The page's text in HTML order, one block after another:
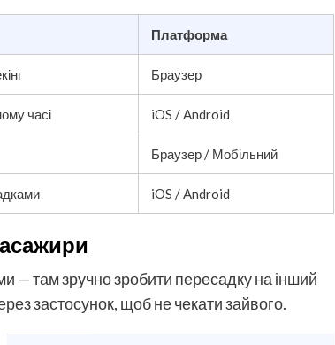
Платформа
Браузер
часі iOS / Android
Браузер / Мобільний
iOS / Android
— там зручно зробити пересадку на інший
застосунок, щоб не чекати зайвого.